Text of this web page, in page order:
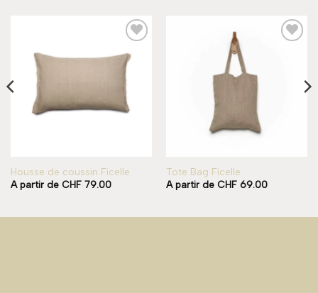
Add to
wishlist
Housse de coussin Ficelle
A partir de CHF79.00
Tote Bag Ficelle
A partir de CHF69.00